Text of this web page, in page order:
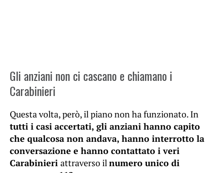
Gli anziani non ci cascano e chiamano i
Carabinieri
Questa volta, però, il piano non ha funzionato. In
tutti i casi accertati, gli anziani hanno capito
che qualcosa non andava, hanno interrotto la
conversazione e hanno contattato i veri
Carabinieri attraverso ilnumero unico di